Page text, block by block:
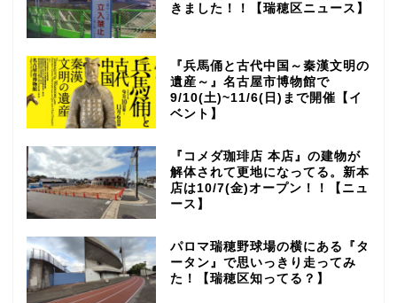
きました！！【瑞穂区ニュース】
『兵馬俑と古代中国～秦漢文明の
遺産～』名古屋市博物館で
9/10(土)~11/6(日)まで開催【イ
ベント】
『コメダ珈琲店 本店』の建物が
解体されて更地になってる。新本
店は10/7(金)オープン！！【ニュ
ース】
パロマ瑞穂野球場の横にある『タ
ータン』で思いっきり走ってみ
た！【瑞穂区知ってる？】